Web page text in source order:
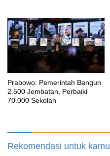
SOSIAL
Prabowo: Pemerintah Bangun
2.500 Jembatan, Perbaiki
70.000 Sekolah
Rekomendasi untuk kamu